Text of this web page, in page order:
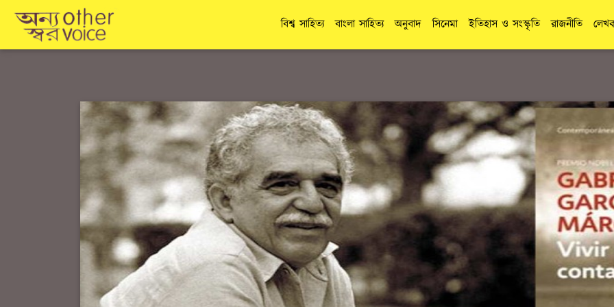
বিশ্ব সাহিত্য বাংলা সাহিত্য অনুবাদ সিনেমা ইতিহাস ও সংস্কৃতি রাজনীতি